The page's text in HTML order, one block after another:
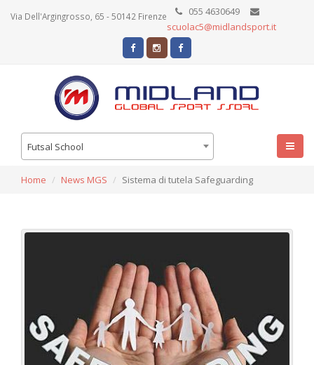
Via Dell'Argingrosso, 65 - 50142 Firenze
055 4630649
scuolac5@midlandsport.it
Futsal School
Home News MGS Sistema di tutela Safeguarding